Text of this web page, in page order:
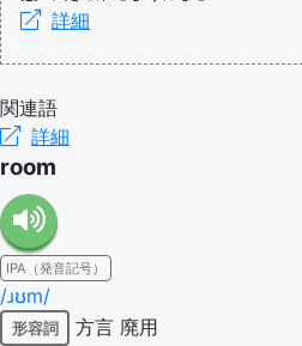
詳細
関連語
詳細
room
IPA（発音記号）
/ɹʊm/
形容詞 方言 廃用